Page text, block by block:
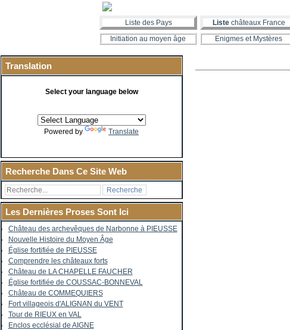
Liste des Pays Liste châteaux France
Initiation au moyen âge
Enigmes et Mystères
Translation
Select your language below
Powered by Translate
Recherche Dans Ce Site Web
Les Dernières Proses Sont Ici
Château des archevêques de Narbonne à PIEUSSE
Nouvelle Histoire du Moyen Âge
Église fortifiée de PIEUSSE
Comprendre les châteaux forts
Château de LA CHAPELLE FAUCHER
Église fortifiée de COUSSAC-BONNEVAL
Château de COMMEQUIERS
Fort villageois d'ALIGNAN du VENT
Tour de RIEUX en VAL
Enclos ecclésial de AIGNE